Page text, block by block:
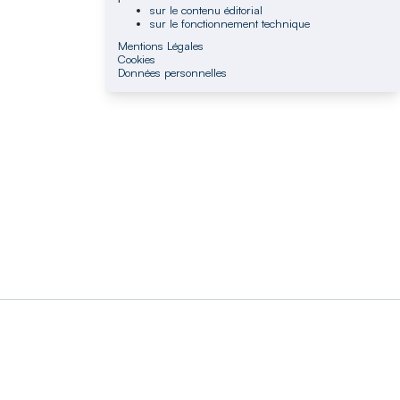
sur le contenu éditorial
sur le fonctionnement technique
Mentions Légales
Cookies
Données personnelles